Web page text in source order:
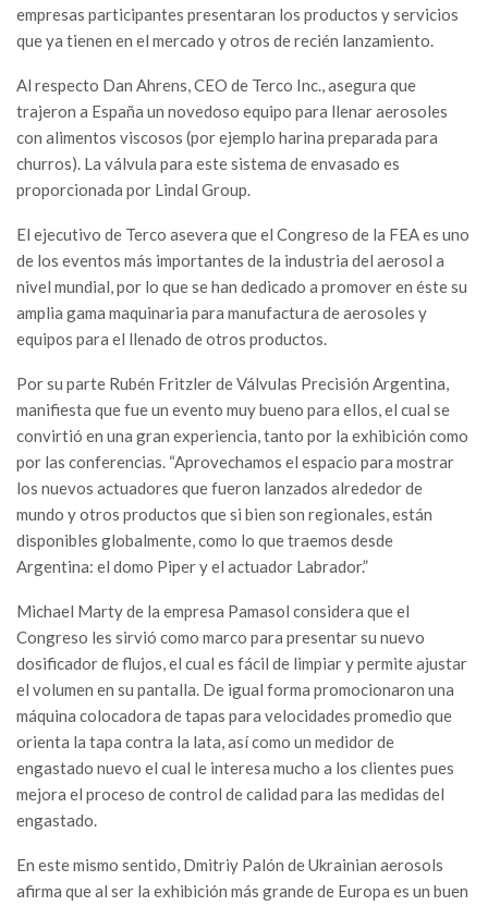
empresas participantes presentaran los productos y servicios
que ya tienen en el mercado y otros de recién lanzamiento.
Al respecto Dan Ahrens, CEO de Terco Inc., asegura que
trajeron a España un novedoso equipo para llenar aerosoles
con alimentos viscosos (por ejemplo harina preparada para
churros). La válvula para este sistema de envasado es
proporcionada por Lindal Group.
El ejecutivo de Terco asevera que el Congreso de la FEA es uno
de los eventos más importantes de la industria del aerosol a
nivel mundial, por lo que se han dedicado a promover en éste su
amplia gama maquinaria para manufactura de aerosoles y
equipos para el llenado de otros productos.
Por su parte Rubén Fritzler de Válvulas Precisión Argentina,
manifiesta que fue un evento muy bueno para ellos, el cual se
convirtió en una gran experiencia, tanto por la exhibición como
por las conferencias. “Aprovechamos el espacio para mostrar
los nuevos actuadores que fueron lanzados alrededor de
mundo y otros productos que si bien son regionales, están
disponibles globalmente, como lo que traemos desde
Argentina: el domo Piper y el actuador Labrador.”
Michael Marty de la empresa Pamasol considera que el
Congreso les sirvió como marco para presentar su nuevo
dosificador de flujos, el cual es fácil de limpiar y permite ajustar
el volumen en su pantalla. De igual forma promocionaron una
máquina colocadora de tapas para velocidades promedio que
orienta la tapa contra la lata, así como un medidor de
engastado nuevo el cual le interesa mucho a los clientes pues
mejora el proceso de control de calidad para las medidas del
engastado.
En este mismo sentido, Dmitriy Palón de Ukrainian aerosols
afirma que al ser la exhibición más grande de Europa es un buen